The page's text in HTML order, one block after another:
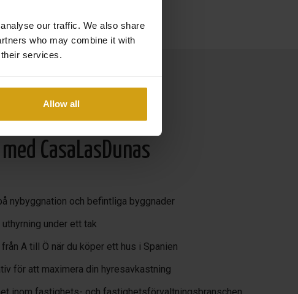
our traffic. We also share
who may combine it with
services.
Allow all
CasaLasDunas
nybyggnation och befintliga byggnader
under ett tak
A till Ö när du köper ett hus i Spanien
för att maximera din hyresavkastning